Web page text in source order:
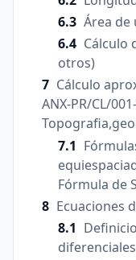
Área de
Cálculo
otros)
Cálculo
ANX-PR/CL/
Fórmula de
Ecuaciones